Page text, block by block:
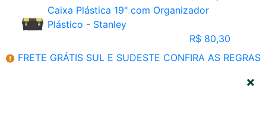
Caixa Plástica 19" com Organizador
Plástico - Stanley
R$ 80,30
FRETE GRÁTIS SUL E SUDESTE CONFIRA AS REGRAS